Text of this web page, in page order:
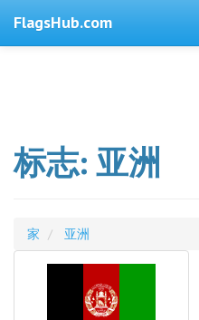
FlagsHub.com
标志: 亚洲
家 亚洲